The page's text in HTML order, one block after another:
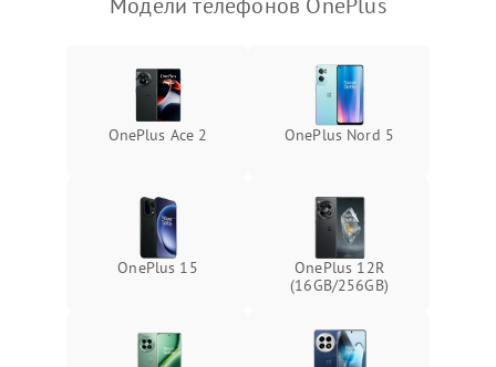
OnePlus Ace 2 OnePlus Nord 5
OnePlus 15
OnePlus 12R
(16GB/256GB)